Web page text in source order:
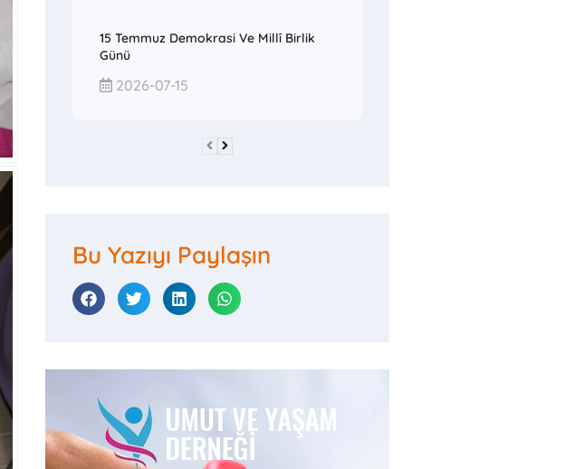
15 Temmuz Demokrasi Ve Millî Birlik
Günü
2026-07-15
Bu Yazıyı Paylaşın